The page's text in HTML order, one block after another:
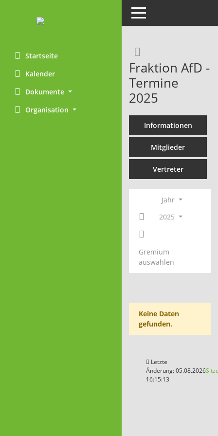
Startseite
Kalender
Dokumente
Organisation
Toggle navigation
Fraktion AfD -
Termine
2025
Informationen
Mitglieder
Vertreter
Jahr
2025
Gremium
auswählen
Keine Daten
gefunden.
Letzte
Änderung: 05.08.2026
16:15:13